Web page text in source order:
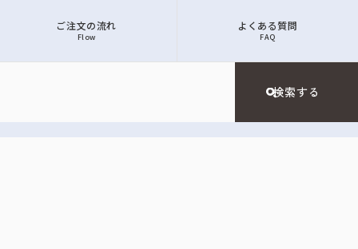
ご注文の流れ
Flow
よくある質問
FAQ